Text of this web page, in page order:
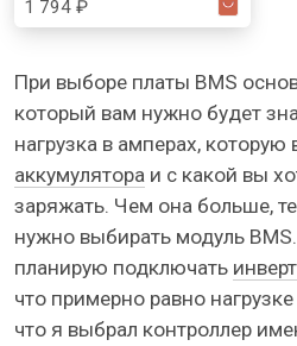
1 794 ₽
При выборе платы BMS
который вам нужно будет
нагрузка в амперах, которую
аккумулятора и с какой вы
заряжать. Чем она больше,
нужно выбирать модуль
планирую подключать
что примерно равно
что я выбрал контроллер